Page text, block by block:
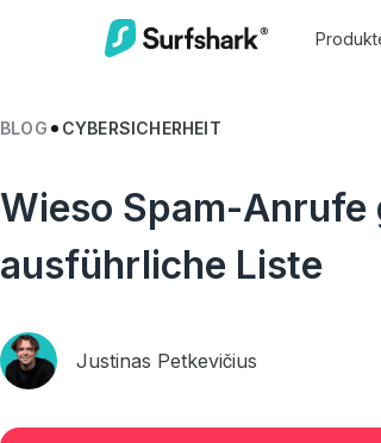
BLOG CYBERSICHERHEIT
Wieso Spam-Anrufe
ausführliche Liste
Justinas Petkevičius